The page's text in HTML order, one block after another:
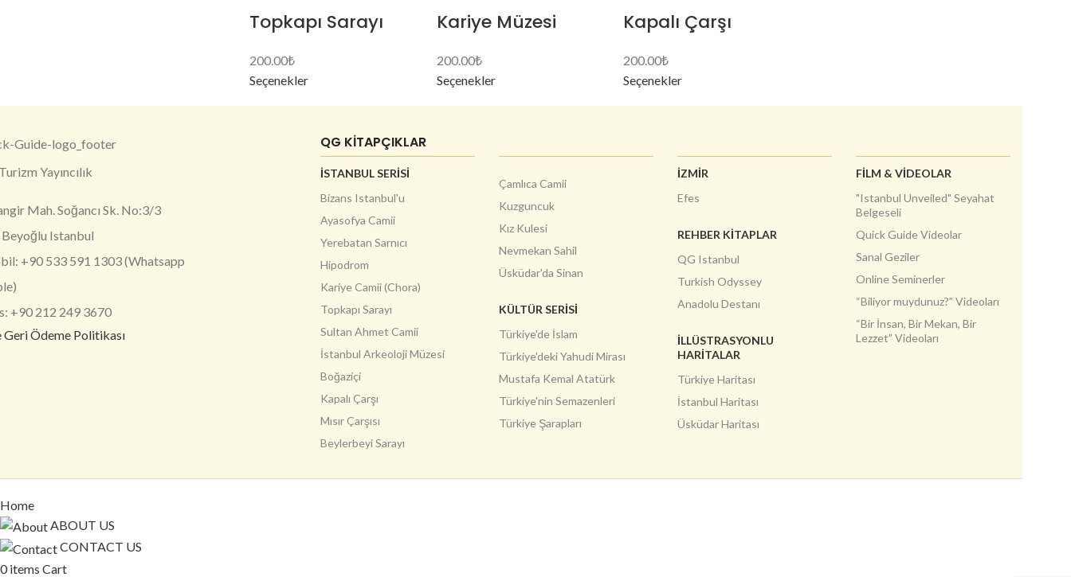
Topkapı Sarayı
200.00₺
Seçenekler
Kariye Müzesi
200.00₺
Seçenekler
Kapalı Çarşı
200.00₺
Seçenekler
Yayıncılık
Mah. Soğancı Sk. No:3/3
Istanbul
+90 533 591 1303 (Whatsapp
+90 212 249 3670
Geri Ödeme Politikası
QG KİTAPÇIKLAR
İSTANBUL SERİSİ
Bizans Istanbul'u
Ayasofya Camii
Yerebatan Sarnıcı
Hipodrom
Kariye Camii (Chora)
Topkapı Sarayı
Sultan Ahmet Camii
İstanbul Arkeoloji Müzesi
Boğaziçi
Kapalı Çarşı
Mısır Çarşısı
Beylerbeyi Sarayı
Çamlıca Camii
Kuzguncuk
Kız Kulesi
Nevmekan Sahil
Üsküdar'da Sinan
KÜLTÜR SERİSİ
Türkiye'de İslam
Türkiye'deki Yahudi Mirası
Mustafa Kemal Atatürk
Türkiye'nin Semazenleri
Türkiye Şarapları
İZMİR
Efes
REHBER KİTAPLAR
QG Istanbul
Turkish Odyssey
Anadolu Destanı
İLLÜSTRASYONLU
HARITALAR
Türkiye Haritası
İstanbul Haritası
Üsküdar Haritası
FILM & VIDEOLAR
"Istanbul Unveiled" Seyahat
Belgeseli
Quick Guide Videolar
Sanal Geziler
Online Seminerler
“Biliyor muydunuz?” Videoları
“Bir İnsan, Bir Mekan, Bir
Lezzet” Videoları
Home
ABOUT US
CONTACT US
0items Cart